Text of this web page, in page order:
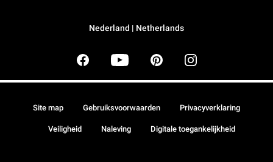
Nederland | Netherlands
Site map Gebruiksvoorwaarden Privacyverklaring
Veiligheid Naleving Digitale toegankelijkheid